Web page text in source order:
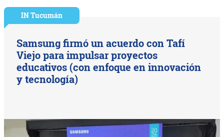
IN Tucumán
Samsung firmó un acuerdo con Tafí
Viejo para impulsar proyectos
educativos (con enfoque en innovación
y tecnología)